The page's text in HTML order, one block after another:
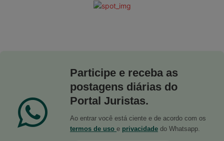
Participe e receba as
postagens diárias do
Portal Juristas.
Ao entrar você está ciente e de acordo com os
termos de uso e privacidade do Whatsapp.